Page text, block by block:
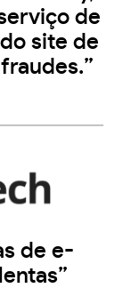
de
site de
de e-